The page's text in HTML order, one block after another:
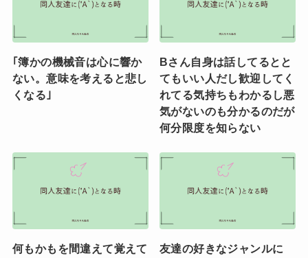
｢簿かの機械音は心に響か
ない。意味を考えると悲し
くなる｣
Bさん自身は話してるとと
てもいい人だし歓迎してく
れてる気持ちもわかるし悪
気がないのも分かるのだが
何分限度を知らない
何もかもを間違えて覚えて
友達の好きなジャンルに